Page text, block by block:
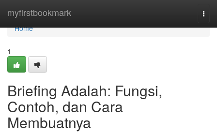
myfirstbookmark
Home
Home
1
Briefing Adalah: Fungsi,
Contoh, dan Cara
Membuatnya